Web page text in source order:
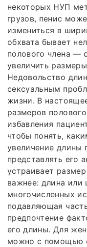
некоторых НУП
грузов, пенис
измениться в
обхвата бывает
полового члена —
увеличить
Недовольство
сексуальным
жизни. В
размеров
избавления
чтобы понять,
увеличение длины
представлять его
устраивает
важнее: длина
многочисленных
подавляющая
предпочтение
его длины. Для
можно с помощью